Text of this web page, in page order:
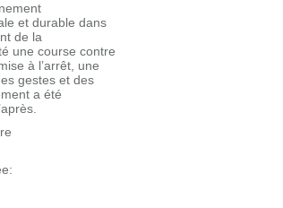
et durable dans
de la
une course contre
à l’arrêt, une
gestes et des
a été